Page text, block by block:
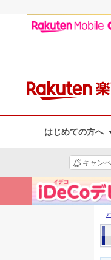
はじめての方へ
キャン